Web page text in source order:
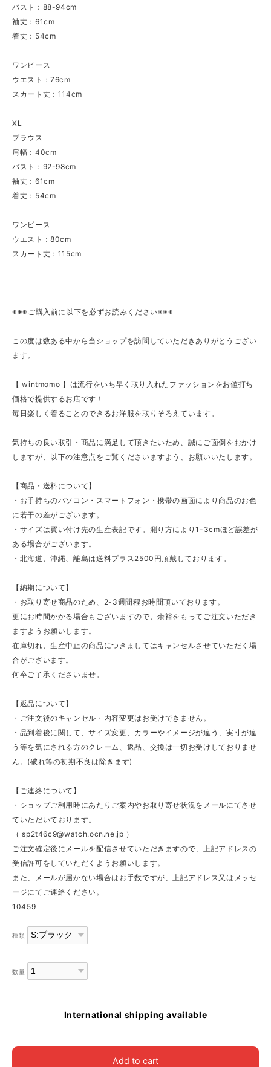
バスト：88-94cm
袖丈：61cm
着丈：54cm
ワンピース
ウエスト：76cm
スカート丈：114cm
XL
ブラウス
肩幅：40cm
バスト：92-98cm
袖丈：61cm
着丈：54cm
ワンピース
ウエスト：80cm
スカート丈：115cm
※※※ご購入前に以下を必ずお読みください※※※
この度は数ある中から当ショップを訪問していただきありがとうござい
ます。
【 wintmomo 】は流行をいち早く取り入れたファッションをお値打ち
価格で提供するお店です！
毎日楽しく着ることのできるお洋服を取りそろえています。
気持ちの良い取引・商品に満足して頂きたいため、誠にご面倒をおかけ
しますが、以下の注意点をご覧くださいますよう、お願いいたします。
【商品・送料について】
・お手持ちのパソコン・スマートフォン・携帯の画面により商品のお色
に若干の差がございます。
・サイズは買い付け先の生産表記です。測り方により1-3cmほど誤差が
ある場合がございます。
・北海道、沖縄、離島は送料プラス2500円頂戴しております。
【納期について】
・お取り寄せ商品のため、2-3週間程お時間頂いております。
更にお時間かかる場合もございますので、余裕をもってご注文いただき
ますようお願いします。
在庫切れ、生産中止の商品につきましてはキャンセルさせていただく場
合がございます。
何卒ご了承くださいませ。
【返品について】
・ご注文後のキャンセル・内容変更はお受けできません。
・品到着後に関して、サイズ変更、カラーやイメージが違う、実寸が違
う等を気にされる方のクレーム、返品、交換は一切お受けしておりませ
ん。(破れ等の初期不良は除きます)
【ご連絡について】
・ショップご利用時にあたりご案内やお取り寄せ状況をメールにてさせ
ていただいております。
（sp2t46c9@watch.ocn.ne.jp ）
ご注文確定後にメールを配信させていただきますので、上記アドレスの
受信許可をしていただくようお願いします。
また、メールが届かない場合はお手数ですが、上記アドレス又はメッセ
ージにてご連絡ください。
10459
種類
数量
International shipping available
Add to cart